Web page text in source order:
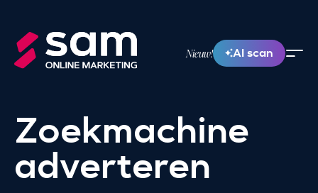
Nieuw! AI scan
Zoekmachine
adverteren